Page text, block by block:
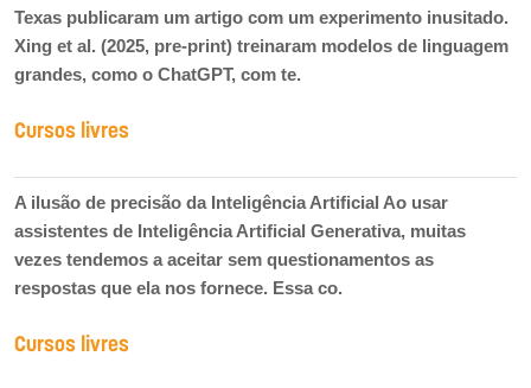
Texas publicaram um artigo com um experimento inusitado.
Xing et al. (2025, pre-print) treinaram modelos de linguagem
grandes, como o ChatGPT, com te.
Cursos livres
A ilusão de precisão da Inteligência Artificial Ao usar
assistentes de Inteligência Artificial Generativa, muitas
vezes tendemos a aceitar sem questionamentos as
respostas que ela nos fornece. Essa co.
Cursos livres